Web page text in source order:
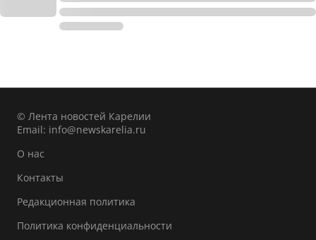
© Лента новостей Карелии
Email: info@newskarelia.ru
О нас
Контакты
Редакционная политика
Политика конфиденциальности